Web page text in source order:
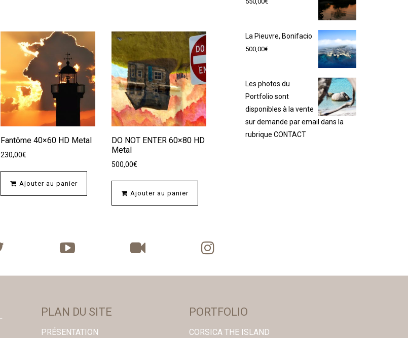
Fantôme 40×60 HD Metal
230,00€
Ajouter au panier
DO NOT ENTER 60×80 HD
Metal
500,00€
Ajouter au panier
La Pieuvre, Bonifacio
500,00€
Les photos du
Portfolio sont
disponibles à la vente
sur demande par email dans la
rubrique CONTACT
PLAN DU SITE
PRÉSENTATION
PORTFOLIO
CORSICA THE ISLAND